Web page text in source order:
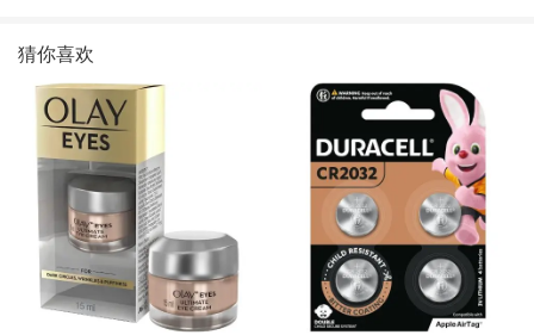
猜你喜欢